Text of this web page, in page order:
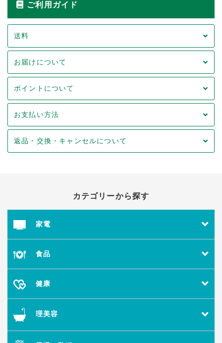
ご利用ガイド
送料
お届けについて
ポイントについて
お支払い方法
返品・交換・キャンセルについて
カテゴリーから探す
家電
食品
健康
理美容